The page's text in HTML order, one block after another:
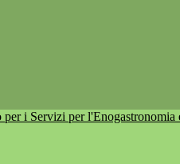
per i Servizi per